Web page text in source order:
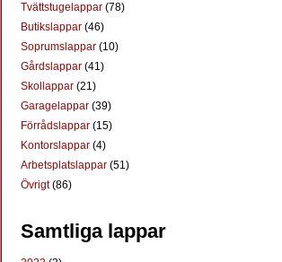
Tvättstugelappar (78)
Butikslappar (46)
Soprumslappar (10)
Gårdslappar (41)
Skollappar (21)
Garagelappar (39)
Förrådslappar (15)
Kontorslappar (4)
Arbetsplatslappar (51)
Övrigt(86)
Samtliga lappar